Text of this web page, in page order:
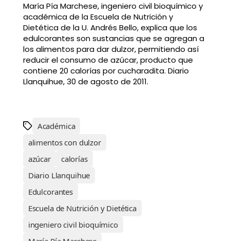
María Pía Marchese, ingeniero civil bioquímico y
académica de la Escuela de Nutrición y
Dietética de la U. Andrés Bello, explica que los
edulcorantes son sustancias que se agregan a
los alimentos para dar dulzor, permitiendo así
reducir el consumo de azúcar, producto que
contiene 20 calorías por cucharadita. Diario
Llanquihue, 30 de agosto de 2011.
Académica
alimentos con dulzor
azúcar
calorías
Diario Llanquihue
Edulcorantes
Escuela de Nutrición y Dietética
ingeniero civil bioquímico